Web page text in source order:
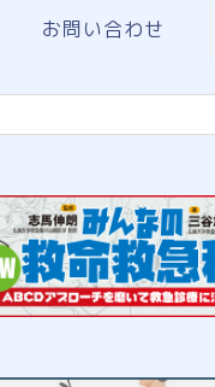
お問い合わせ